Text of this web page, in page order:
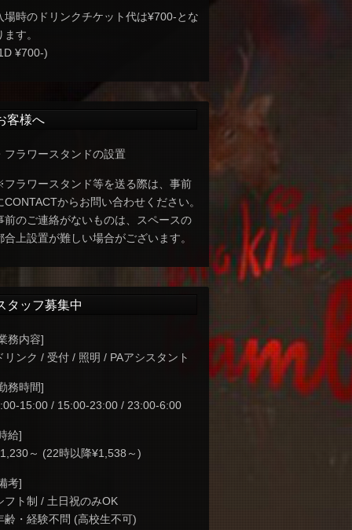
場時のドリンクチケット代は¥700-とな
ます。
¥700-)
客様へ
フラワースタンドの設置
ラワースタンド等を送る際は、事前
CONTACTからお問い合わせください。
前のご連絡がないものは、スペースの
合上設置が難しい場合がございます。
タッフ募集中
務内容]
リンク / 受付 / 照明 / PAアシスタント
務時間]
15:00 / 15:00-23:00 / 23:00-6:00
給]
～ (22時以降¥1,538～)
考]
フト制 / 土日祝のみOK
齢・経験不問 (高校生不可)